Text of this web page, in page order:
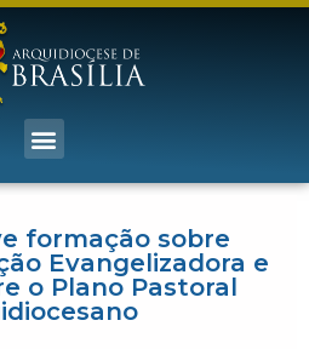
formação sobre
Evangelizadora e
o Plano Pastoral